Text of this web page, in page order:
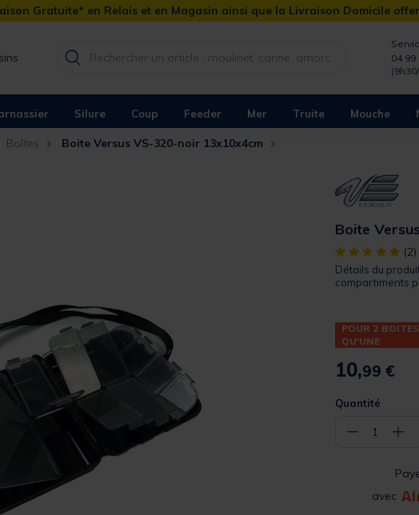
Gratuite* en Relais et en Magasin ainsi que la Livraison Domicile
04 99
Silure Coup Feeder Mer Truite Mouche
Boîtes Boite Versus VS-320-noir 13x10x4cm
Boite
[object Object]
(2)
Détails du
compartiments
POUR 2
QU'UNE
10,99 €
Quantité
− 1 +
avec